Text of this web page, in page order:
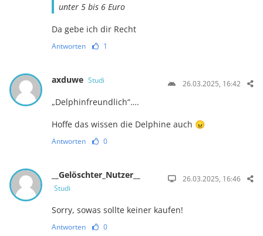
unter 5 bis 6 Euro
Da gebe ich dir Recht
Antworten 1
axduwe Studi 26.03.2025, 16:42
„Delphinfreundlich“….
Hoffe das wissen die Delphine auch 😠
Antworten 0
__Gelöschter_Nutzer__
Studi
26.03.2025, 16:46
Sorry, sowas sollte keiner kaufen!
Antworten 0